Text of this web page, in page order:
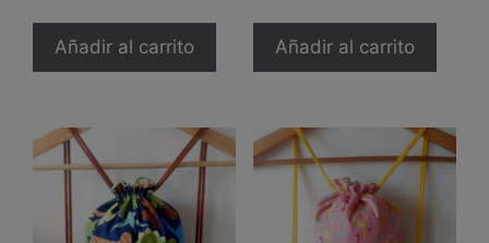
Añadir al carrito Añadir al carrito